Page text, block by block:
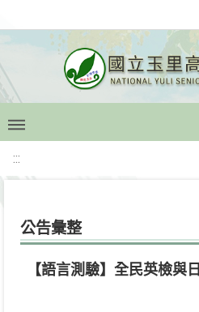
:::
公告彙整
【語言測驗】全民英檢與